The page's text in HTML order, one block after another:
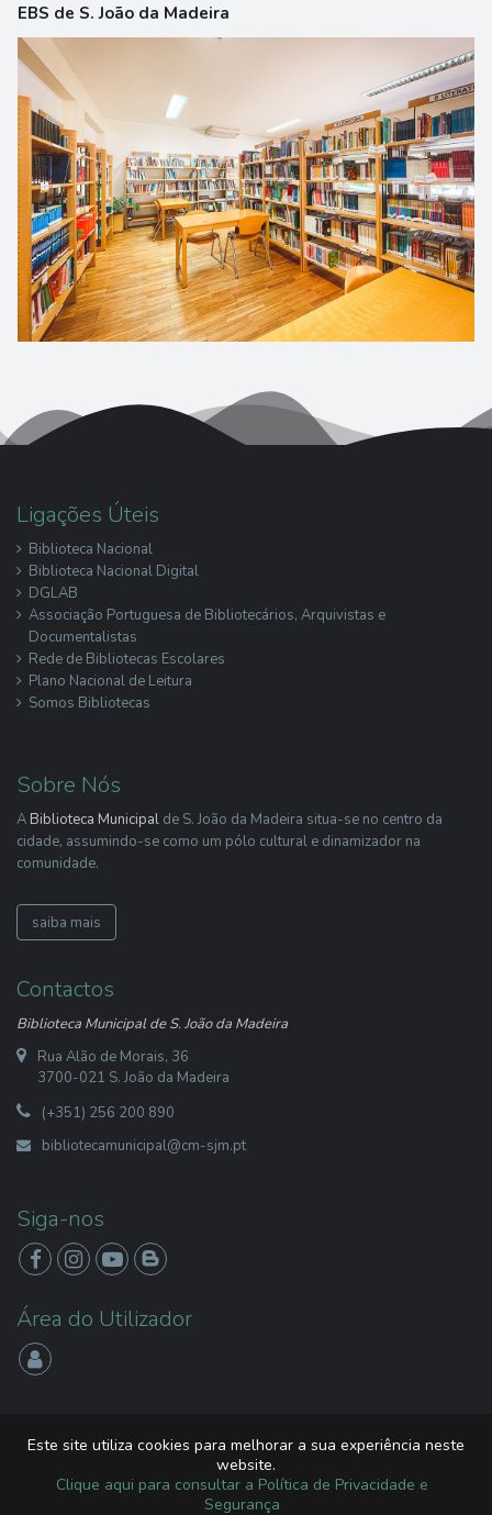
EBS de S. João da Madeira
Ligações Úteis
Biblioteca Nacional
Biblioteca Nacional Digital
DGLAB
Associação Portuguesa de Bibliotecários, Arquivistas e
Documentalistas
Rede de Bibliotecas Escolares
Plano Nacional de Leitura
Somos Bibliotecas
Sobre Nós
A Biblioteca Municipal de S. João da Madeira situa-se no centro da
cidade, assumindo-se como um pólo cultural e dinamizador na
comunidade.
saiba mais
Contactos
Biblioteca Municipal de S. João da Madeira
Rua Alão de Morais, 36
3700-021 S. João da Madeira
(+351) 256 200 890
bibliotecamunicipal@cm-sjm.pt
Siga-nos
Área do Utilizador
App 'A Minha Biblioteca'
Este site utiliza cookies para melhorar a sua experiência neste
website.
Clique aqui para consultar a Política de Privacidade e
Segurança